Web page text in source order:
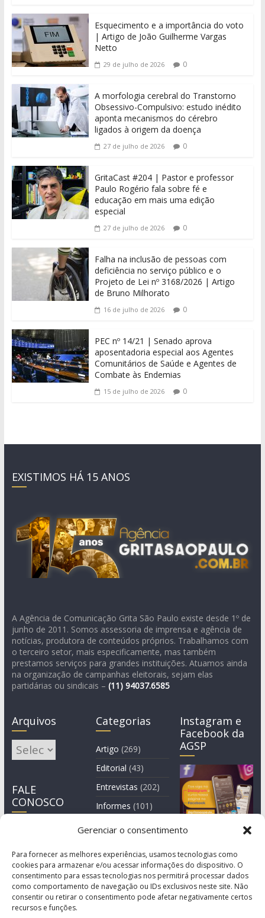
Gerenciar o consentimento
Para fornecer as melhores experiências, usamos tecnologias como
cookies para armazenar e/ou acessar informações do dispositivo. O
consentimento para essas tecnologias nos permitirá processar dados
como comportamento de navegação ou IDs exclusivos neste site. Não
consentir ou retirar o consentimento pode afetar negativamente certos
recursos e funções.
Esquecimento e a importância do voto
| Artigo de João Guilherme Vargas
Netto
29 de julho de 2026 0
A morfologia cerebral do Transtorno
Obsessivo-Compulsivo: estudo inédito
aponta mecanismos do cérebro
ligados à origem da doença
27 de julho de 2026 0
GritaCast #204 | Pastor e professor
Paulo Rogério fala sobre fé e
educação em mais uma edição
especial
27 de julho de 2026 0
Falha na inclusão de pessoas com
deficiência no serviço público e o
Projeto de Lei nº 3168/2026 | Artigo
de Bruno Milhorato
16 de julho de 2026 0
PEC nº 14/21 | Senado aprova
aposentadoria especial aos Agentes
Comunitários de Saúde e Agentes de
Combate às Endemias
15 de julho de 2026 0
EXISTIMOS HÁ 15 ANOS
A Agência de Comunicação Grita São Paulo existe desde 1º de
junho de 2011. Somos assessoria de imprensa e agência de
notícias, produtora de conteúdos próprios. Trabalhamos com
o terceiro setor, mais especificamente, mas também
prestamos serviços para grandes instituições. Atuamos ainda
na organização de campanhas eleitorais, sejam elas
partidárias ou sindicais – (11) 94037.6585
Arquivos
Arquivos
FALE
CONOSCO
Categorias
Artigo (269)
Editorial (43)
Entrevistas (202)
Informes (101)
Manchete
Instagram e
Facebook da
AGSP